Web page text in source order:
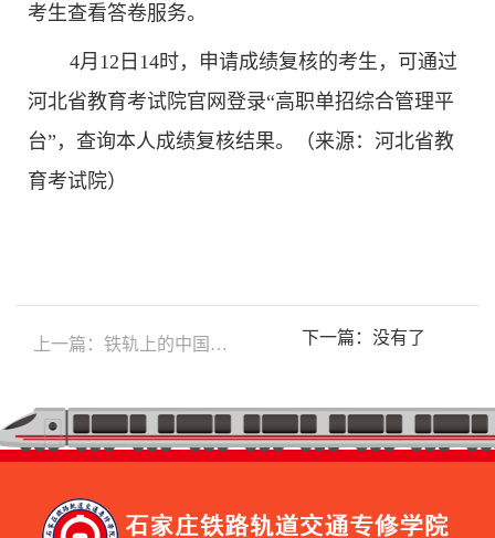
考生查看答卷服务。
4月12日14时，申请成绩复核的考生，可通过
河北省教育考试院官网登录“高职单招综合管理平
台”，查询本人成绩复核结果。（来源：河北省教
育考试院）
上一篇：铁轨上的中国：中国铁路发展史 下一篇：没有了